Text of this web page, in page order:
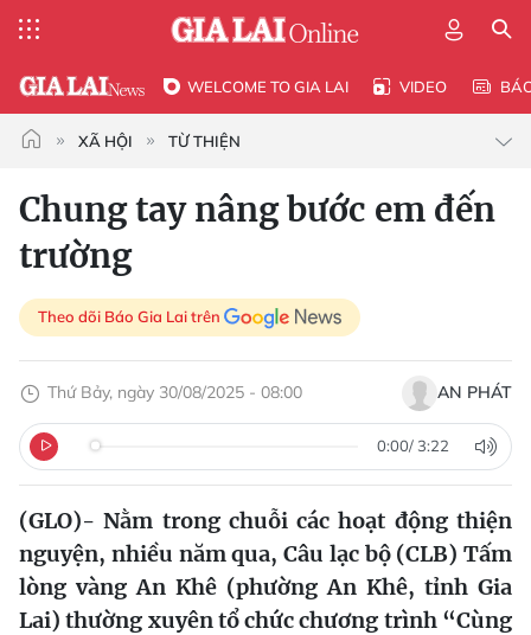
WELCOME TO GIA LAI VIDEO
XÃ HỘI TỪ THIỆN
Chung tay nâng bước em đến
trường
Theo dõi Báo Gia Lai trên
Thứ Bảy, ngày 30/08/2025 - 08:00 AN PHÁT
0:00/ 3:22
(GLO)- Nằm trong chuỗi các hoạt động thiện
nguyện, nhiều năm qua, Câu lạc bộ (CLB) Tấm
lòng vàng An Khê (phường An Khê, tỉnh Gia
Lai) thường xuyên tổ chức chương trình “Cùng